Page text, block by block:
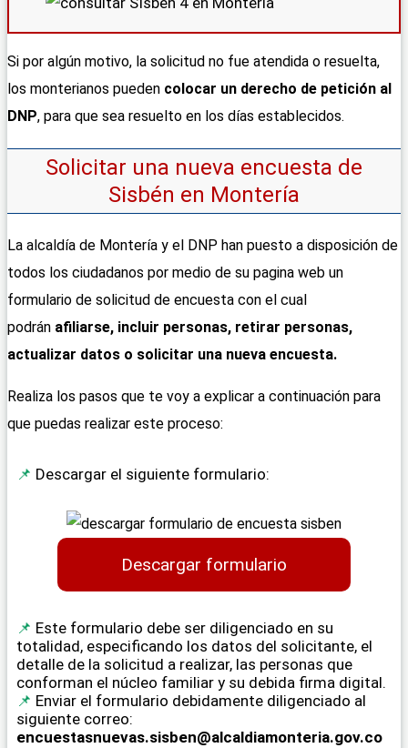
Si por algún motivo, la solicitud no fue atendida o resuelta,
los monterianos pueden colocar un derecho de petición al
DNP, para que sea resuelto en los días establecidos.
Solicitar una nueva encuesta de
Sisbén en Montería
La alcaldía de Montería y el DNP han puesto a disposición de
todos los ciudadanos por medio de su pagina web un
formulario de solicitud de encuesta con el cual
podrán afiliarse, incluir personas, retirar personas,
actualizar datos o solicitar una nueva encuesta.
Realiza los pasos que te voy a explicar a continuación para
que puedas realizar este proceso:
Descargar el siguiente formulario:
Descargar formulario
Este formulario debe ser diligenciado en su
totalidad, especificando los datos del solicitante, el
detalle de la solicitud a realizar, las personas que
conforman el núcleo familiar y su debida firma digital.
Enviar el formulario debidamente diligenciado al
siguiente correo:
encuestasnuevas.sisben@alcaldiamonteria.gov.co